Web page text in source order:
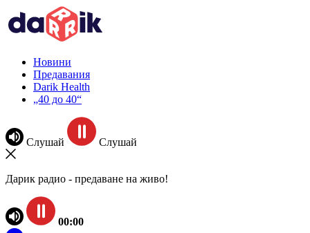
Новини
Предавания
Darik Health
„40 до 40“
Слушай Слушай
Дарик радио - предаване на живо!
00:00